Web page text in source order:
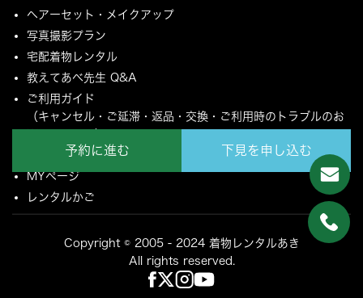
予約に進む 下見を申し込む
ヘアーセット・メイクアップ
写真撮影プラン
宅配着物レンタル
教えてあべ先生 Q&A
ご利用ガイド
（キャンセル・ご延滞・返品・交換・ご利用時のトラブルのお
ご配送とご返却について
MYページ
レンタルかご
Copyright © 2005 - 2024 着物レンタルあき
All rights reserved.